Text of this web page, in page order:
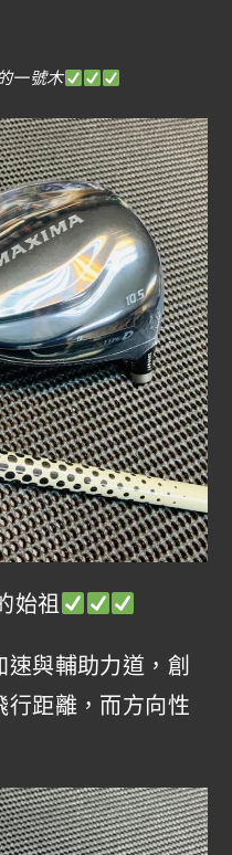
一號木
始祖
與輔助力道，創
行距離，而方向性